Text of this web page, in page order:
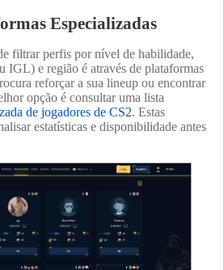
Especializadas
filtrar perfis por nível de habilidade,
IGL) e região é através de plataformas
reforçar a sua lineup ou encontrar
opção é consultar uma lista
de jogadores de CS2. Estas
estatísticas e disponibilidade antes